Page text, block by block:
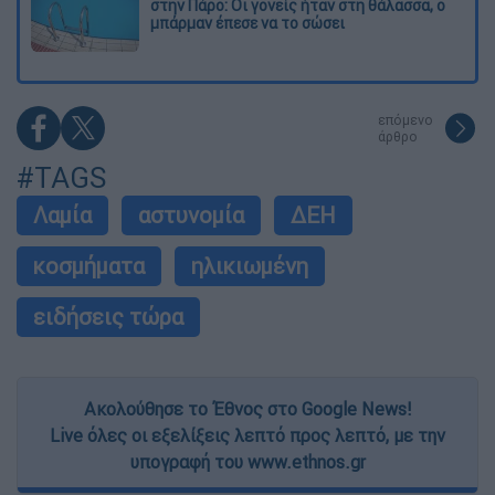
στην Πάρο: Οι γονείς ήταν στη θάλασσα, ο
μπάρμαν έπεσε να το σώσει
επόμενο
άρθρο
#TAGS
Λαμία αστυνομία
ΔΕΗ
κοσμήματα
ηλικιωμένη
ειδήσεις τώρα
Ακολούθησε το Έθνος στο Google News!
Live όλες οι εξελίξεις λεπτό προς λεπτό, με την
υπογραφή του www.ethnos.gr